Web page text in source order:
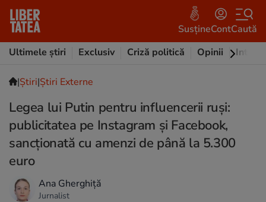
SusțineContCaută
Ultimele știri
Exclusiv Criză politică Opinii
|Ştiri|Știri Externe
Legea lui Putin pentru influencerii ruși:
publicitatea pe Instagram și Facebook,
sancționată cu amenzi de până la 5.300
euro
Ana Gherghiță
Jurnalist